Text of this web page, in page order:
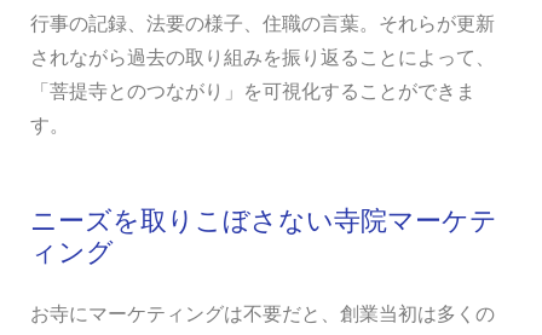
行事の記録、法要の様子、住職の言葉。それらが更新
されながら過去の取り組みを振り返ることによって、
「菩提寺とのつながり」を可視化することができま
す。
ニーズを取りこぼさない寺院マーケテ
ィング
お寺にマーケティングは不要だと、創業当初は多くの